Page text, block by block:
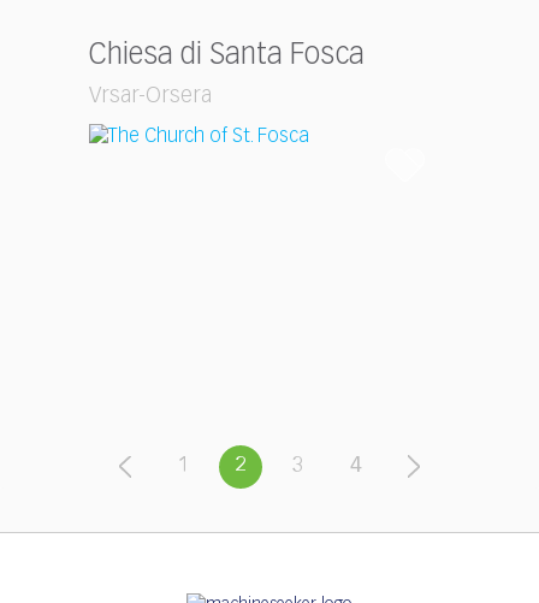
Chiesa di Santa Fosca
Vrsar-Orsera
1 2 3 4